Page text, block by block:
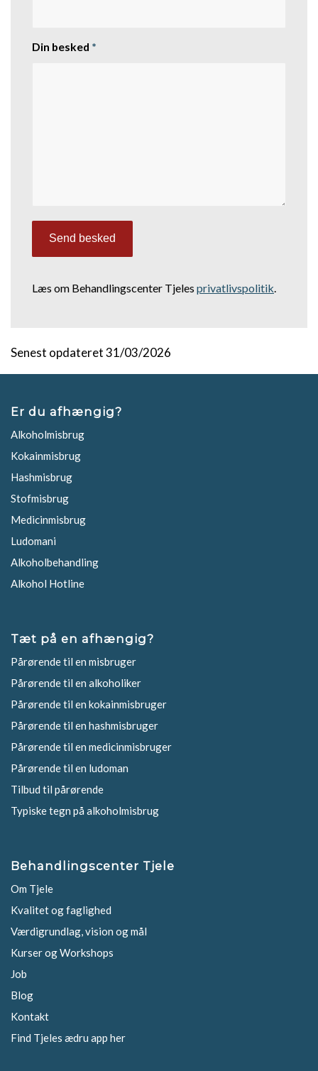
Din besked *
Læs om Behandlingscenter Tjeles privatlivspolitik
Senest opdateret 31/03/2026
Er du afhængig?
Alkoholmisbrug
Kokainmisbrug
Hashmisbrug
Stofmisbrug
Medicinmisbrug
Ludomani
Alkoholbehandling
Alkohol Hotline
Tæt på en afhængig?
Pårørende til en misbruger
Pårørende til en alkoholiker
Pårørende til en kokainmisbruger
Pårørende til en hashmisbruger
Pårørende til en medicinmisbruger
Pårørende til en ludoman
Tilbud til pårørende
Typiske tegn på alkoholmisbrug
Behandlingscenter Tjele
Om Tjele
Kvalitet og faglighed
Værdigrundlag, vision og mål
Kurser og Workshops
Job
Blog
Kontakt
Find Tjeles ædru app her